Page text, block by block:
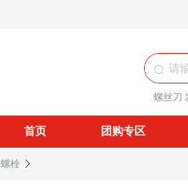
螺丝刀
首页 团购专区
螺栓